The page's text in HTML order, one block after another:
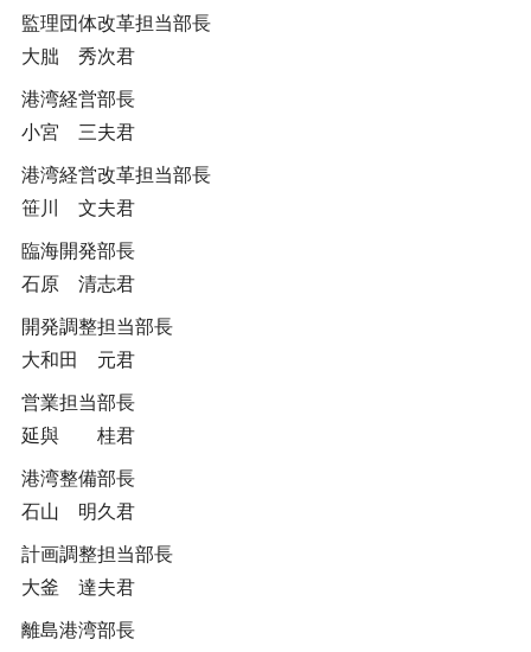
監理団体改革担当部長
大朏 秀次君
港湾経営部長
小宮 三夫君
港湾経営改革担当部長
笹川 文夫君
臨海開発部長
石原 清志君
開発調整担当部長
大和田 元君
営業担当部長
延與 桂君
港湾整備部長
石山 明久君
計画調整担当部長
大釜 達夫君
離島港湾部長